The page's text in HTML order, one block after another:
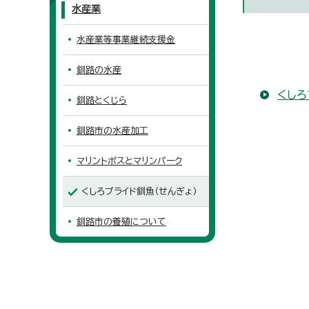
くし
水産業
水産業等事業継続支援金
釧路の水産
釧路とくじら
釧路市の水産加工
マリントポスとマリンパーク
くしろプライド釧魚（せんぎょ）
釧路市の養殖について